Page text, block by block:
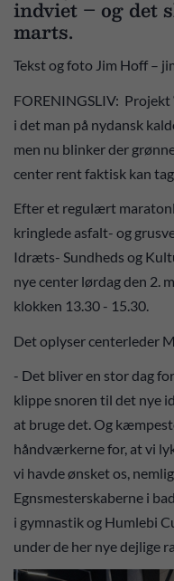
indviet – og det
marts.
Tekst og foto Jim Hoff –
FORENINGSLIV:
i det man på nydansk
men nu blinker der
center rent faktisk kan
Efter et regulært
kringlede asfalt- og
Idræts- Sundheds og
nye center lørdag den 2.
klokken 13.30 - 15.30.
Det oplyser centerleder
- Det bliver en stor dag
klippe snoren til det nye
at bruge det. Og
håndværkerne for, at vi
vi havde ønsket os,
Egnsmesterskaberne i
i gymnastik og Humlebi
under de her nye dejlige